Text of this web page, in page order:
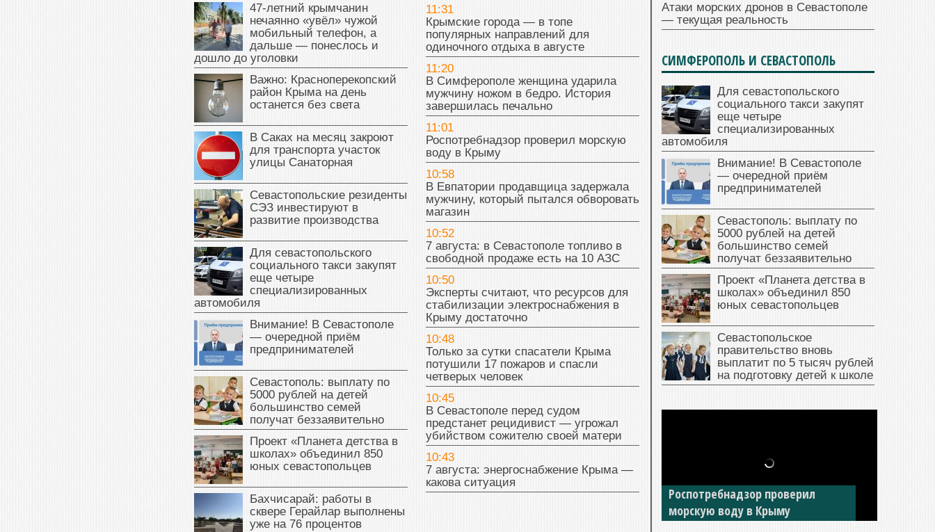
47‑летний крымчанин
нечаянно «увёл» чужой
мобильный телефон, а
дальше — понеслось и
дошло до уголовки
Важно: Красноперекопский
район Крыма на день
останется без света
В Саках на месяц закроют
для транспорта участок
улицы Санаторная
Севастопольские резиденты
СЭЗ инвестируют в
развитие производства
Для севастопольского
социального такси закупят
еще четыре
специализированных
автомобиля
Внимание! В Севастополе
— очередной приём
предпринимателей
Севастополь: выплату по
5000 рублей на детей
большинство семей
получат беззаявительно
Проект «Планета детства в
школах» объединил 850
юных севастопольцев
Бахчисарай: работы в
сквере Герайлар выполнены
уже на 76 процентов
11:31
Крымские города — в топе
популярных направлений для
одиночного отдыха в августе
11:20
В Симферополе женщина ударила
мужчину ножом в бедро. История
завершилась печально
11:01
Роспотребнадзор проверил морскую
воду в Крыму
10:58
В Евпатории продавщица задержала
мужчину, который пытался обворовать
магазин
10:52
7 августа: в Севастополе топливо в
свободной продаже есть на 10 АЗС
10:50
Эксперты считают, что ресурсов для
стабилизации электроснабжения в
Крыму достаточно
10:48
Только за сутки спасатели Крыма
потушили 17 пожаров и спасли
четверых человек
10:45
В Севастополе перед судом
предстанет рецидивист — угрожал
убийством сожителю своей матери
10:43
7 августа: энергоснабжение Крыма —
какова ситуация
Атаки морских дронов в Севастополе
— текущая реальность
СИМФЕРОПОЛЬ И СЕВАСТОПОЛЬ
Для севастопольского
социального такси закупят
еще четыре
специализированных
автомобиля
Внимание! В Севастополе
— очередной приём
предпринимателей
Севастополь: выплату по
5000 рублей на детей
большинство семей
получат беззаявительно
Проект «Планета детства в
школах» объединил 850
юных севастопольцев
Севастопольское
правительство вновь
выплатит по 5 тысяч рублей
на подготовку детей к школе
Роспотребнадзор проверил
морскую воду в Крыму